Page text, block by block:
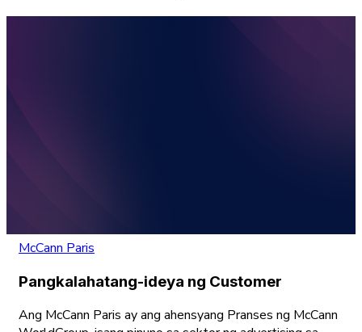
McCann Paris
Pangkalahatang-ideya ng Customer
Ang McCann Paris ay ang ahensyang Pranses ng McCann